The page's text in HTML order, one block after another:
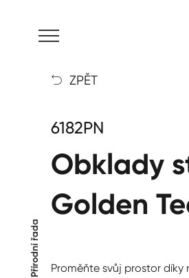
Přírodní řada
 ZPĚT
6182PN
Obklady
Golden
Proměňte svůj prostor